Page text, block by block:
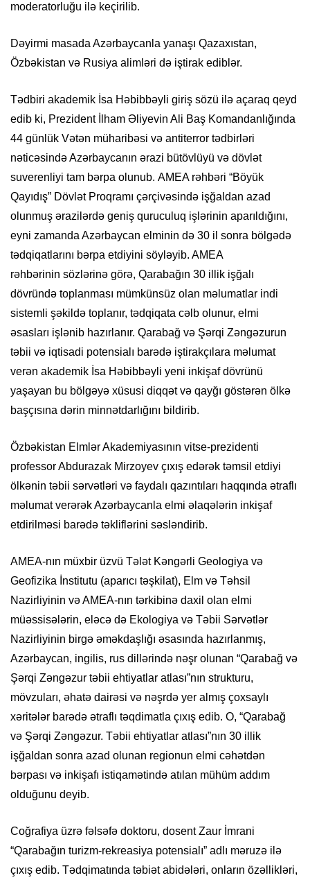
moderatorluğu ilə keçirilib.
Dəyirmi masada Azərbaycanla yanaşı Qazaxıstan,
Özbəkistan və Rusiya alimləri də iştirak ediblər.
Tədbiri akademik İsa Həbibbəyli giriş sözü ilə açaraq qeyd
edib ki, Prezident İlham Əliyevin Ali Baş Komandanlığında
44 günlük Vətən müharibəsi və antiterror tədbirləri
nəticəsində Azərbaycanın ərazi bütövlüyü və dövlət
suverenliyi tam bərpa olunub. AMEA rəhbəri “Böyük
Qayıdış” Dövlət Proqramı çərçivəsində işğaldan azad
olunmuş ərazilərdə geniş quruculuq işlərinin aparıldığını,
eyni zamanda Azərbaycan elminin də 30 il sonra bölgədə
tədqiqatlarını bərpa etdiyini söyləyib. AMEA
rəhbərinin sözlərinə görə, Qarabağın 30 illik işğalı
dövründə toplanması mümkünsüz olan məlumatlar indi
sistemli şəkildə toplanır, tədqiqata cəlb olunur, elmi
əsasları işlənib hazırlanır. Qarabağ və Şərqi Zəngəzurun
təbii və iqtisadi potensialı barədə iştirakçılara məlumat
verən akademik İsa Həbibbəyli yeni inkişaf dövrünü
yaşayan bu bölgəyə xüsusi diqqət və qayğı göstərən ölkə
başçısına dərin minnətdarlığını bildirib.
Özbəkistan Elmlər Akademiyasının vitse-prezidenti
professor Abdurazak Mirzoyev çıxış edərək təmsil etdiyi
ölkənin təbii sərvətləri və faydalı qazıntıları haqqında ətraflı
məlumat verərək Azərbaycanla elmi əlaqələrin inkişaf
etdirilməsi barədə təkliflərini səsləndirib.
AMEA-nın müxbir üzvü Tələt Kəngərli Geologiya və
Geofizika İnstitutu (aparıcı təşkilat), Elm və Təhsil
Nazirliyinin və AMEA-nın tərkibinə daxil olan elmi
müəssisələrin, eləcə də Ekologiya və Təbii Sərvətlər
Nazirliyinin birgə əməkdaşlığı əsasında hazırlanmış,
Azərbaycan, ingilis, rus dillərində nəşr olunan “Qarabağ və
Şərqi Zəngəzur təbii ehtiyatlar atlası”nın strukturu,
mövzuları, əhatə dairəsi və nəşrdə yer almış çoxsaylı
xəritələr barədə ətraflı təqdimatla çıxış edib. O, “Qarabağ
və Şərqi Zəngəzur. Təbii ehtiyatlar atlası”nın 30 illik
işğaldan sonra azad olunan regionun elmi cəhətdən
bərpası və inkişafı istiqamətində atılan mühüm addım
olduğunu deyib.
Coğrafiya üzrə fəlsəfə doktoru, dosent Zaur İmrani
“Qarabağın turizm-rekreasiya potensialı” adlı məruzə ilə
çıxış edib. Tədqimatında təbiət abidələri, onların özəllikləri,